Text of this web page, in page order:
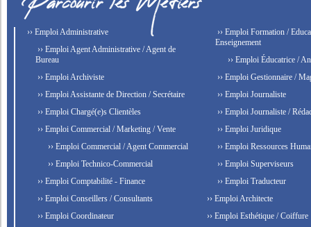
›› Emploi Administrative
›› Emploi Agent Administrative / Agent de
Bureau
›› Emploi Archiviste
›› Emploi Assistante de Direction / Secrétaire
›› Emploi Chargé(e)s Clientèles
›› Emploi Commercial / Marketing / Vente
›› Emploi Commercial / Agent Commercial
›› Emploi Technico-Commercial
›› Emploi Comptabilité - Finance
›› Emploi Conseillers / Consultants
›› Emploi Coordinateur
›› Emploi Formation /
Enseignement
›› Emploi Éducatrice /
›› Emploi Gestionnaire /
›› Emploi Journaliste
›› Emploi Journaliste /
›› Emploi Juridique
›› Emploi Ressources
›› Emploi Superviseurs
›› Emploi Traducteur
›› Emploi Architecte
›› Emploi Esthétique / Coiffure